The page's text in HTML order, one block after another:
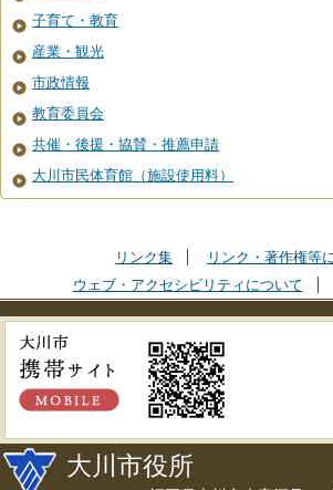
子育て・教育
産業・観光
市政情報
教育委員会
共催・後援・協賛・推薦申請
大川市民体育館（施設使用料）
リンク集
リンク・著作権等
ウェブ・アクセシビリティについて
大川市役所